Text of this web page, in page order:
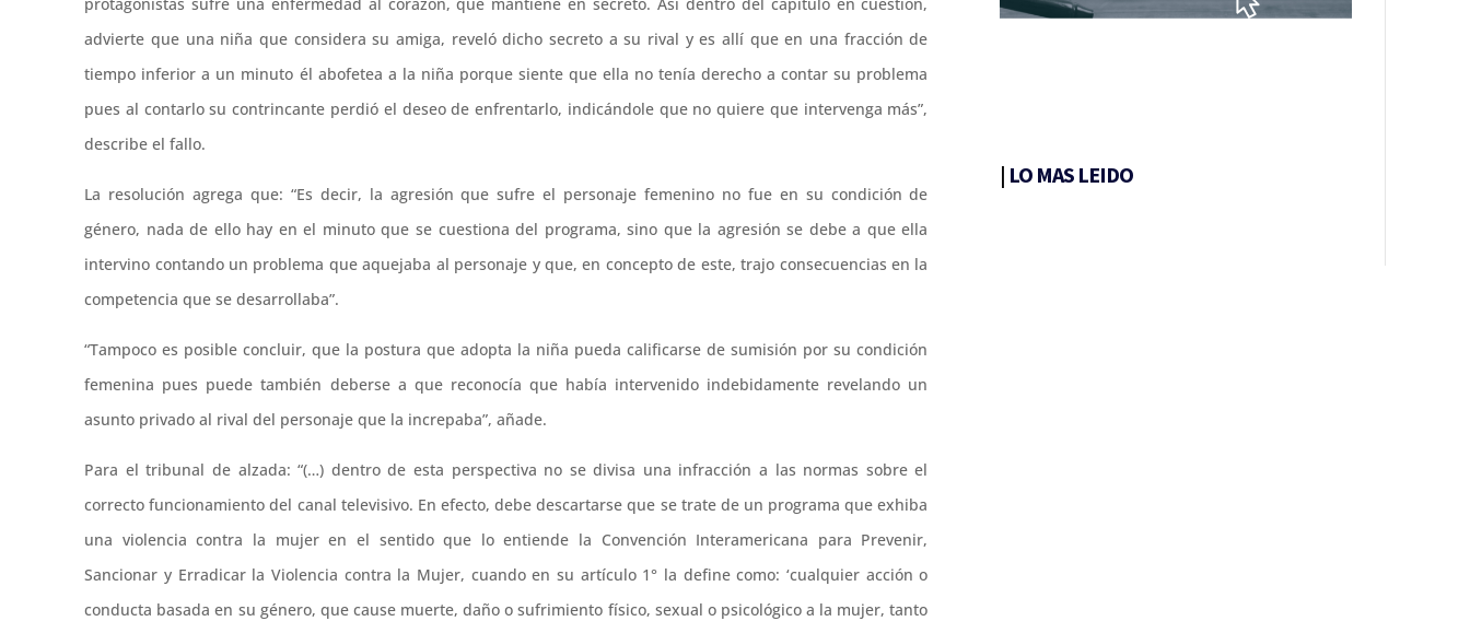
advierte que una niña que considera su amiga, reveló dicho secreto a su rival y es allí que en una fracción de
tiempo inferior a un minuto él abofetea a la niña porque siente que ella no tenía derecho a contar su problema
pues al contarlo su contrincante perdió el deseo de enfrentarlo, indicándole que no quiere que intervenga más”,
describe el fallo.
La resolución agrega que: “Es decir, la agresión que sufre el personaje femenino no fue en su condición de
género, nada de ello hay en el minuto que se cuestiona del programa, sino que la agresión se debe a que ella
intervino contando un problema que aquejaba al personaje y que, en concepto de este, trajo consecuencias en la
competencia que se desarrollaba”.
“Tampoco es posible concluir, que la postura que adopta la niña pueda calificarse de sumisión por su condición
femenina pues puede también deberse a que reconocía que había intervenido indebidamente revelando un
asunto privado al rival del personaje que la increpaba”, añade.
Para el tribunal de alzada: “(…) dentro de esta perspectiva no se divisa una infracción a las normas sobre el
correcto funcionamiento del canal televisivo. En efecto, debe descartarse que se trate de un programa que exhiba
una violencia contra la mujer en el sentido que lo entiende la Convención Interamericana para Prevenir,
Sancionar y Erradicar la Violencia contra la Mujer, cuando en su artículo 1° la define como: ‘cualquier acción o
conducta basada en su género, que cause muerte, daño o sufrimiento físico, sexual o psicológico a la mujer, tanto
| LO MAS LEIDO